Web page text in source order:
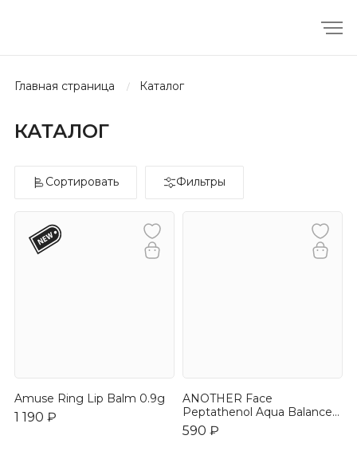
главная страница каталог
КАТАЛОГ
Сортировать Фильтры
Amuse Ring Lip Balm 0.9g
1 190 ₽
ANOTHER Face
Peptathenol Aqua Balance
Modeling Pack 28g
590 ₽